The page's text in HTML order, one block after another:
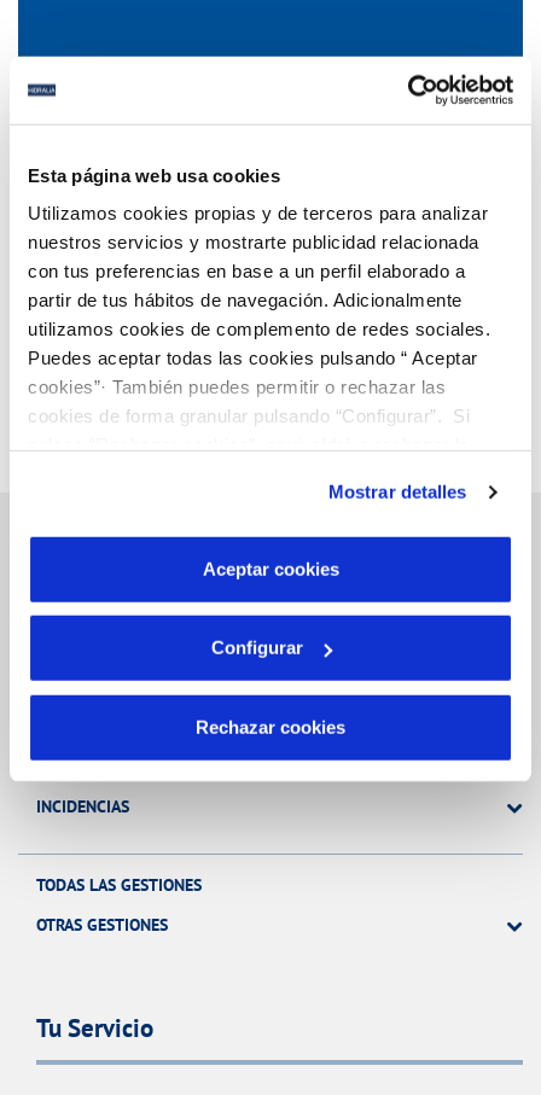
Esta página web usa cookies
Utilizamos cookies propias y de terceros para analizar
nuestros servicios y mostrarte publicidad relacionada
con tus preferencias en base a un perfil elaborado a
partir de tus hábitos de navegación. Adicionalmente
utilizamos cookies de complemento de redes sociales.
Puedes aceptar todas las cookies pulsando “ Aceptar
cookies”· También puedes permitir o rechazar las
cookies de forma granular pulsando “Configurar”. Si
son indispensables para que el sitio web funcione y que
por tanto no se pueden desactivar. Puedes consultar
más información en nuestraPolítica de Cookies
Mostrar detalles
Aceptar cookies
Configurar
Rechazar cookies
Marbella amplía las medidas urgentes de ahorro
sequía
Página 27 de 112
Anterior Siguiente
Gestiones Online
FACTURAS, PAGOS Y CONSUMOS
MODIFICACIÓN DE DATOS
INCIDENCIAS
TODAS LAS GESTIONES
OTRAS GESTIONES
Tu Servicio